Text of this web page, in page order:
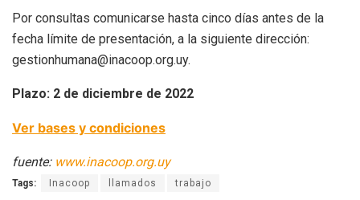
Por consultas comunicarse hasta cinco días antes de la
fecha límite de presentación, a la siguiente dirección:
gestionhumana@inacoop.org.uy.
Plazo: 2 de diciembre de 2022
Ver bases y condiciones
fuente: www.inacoop.org.uy
Tags: Inacoop llamados trabajo